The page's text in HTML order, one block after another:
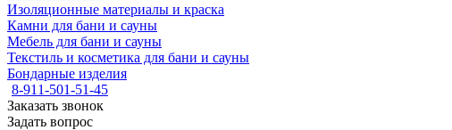
Изоляционные материалы и краска
Камни для бани и сауны
Мебель для бани и сауны
Текстиль и косметика для бани и сауны
Бондарные изделия
8-911-501-51-45
Заказать звонок
Задать вопрос